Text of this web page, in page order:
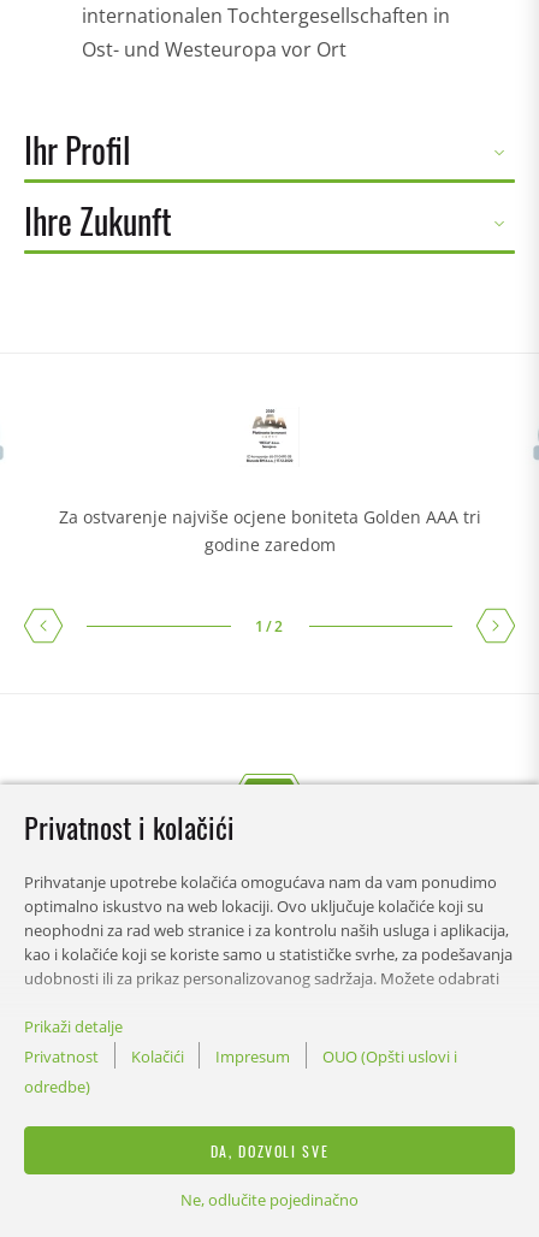
internationalen Tochtergesellschaften in
Ost- und Westeuropa vor Ort
Ihr Profil
Ihre Zukunft
Za ostvarenje najviše ocjene boniteta Golden AAA tri
godine zaredom
1 /2
SADRŽAJ
PROPISI
Privatnost i kolačići
Prihvatanje upotrebe kolačića omogućava nam da vam ponudimo
optimalno iskustvo na web lokaciji. Ovo uključuje kolačiće koji su
neophodni za rad web stranice i za kontrolu naših usluga i aplikacija,
kao i kolačiće koji se koriste samo u statističke svrhe, za podešavanja
udobnosti ili za prikaz personalizovanog sadržaja. Možete odabrati
korišćenja podataka. Ovu odluku možete promijeniti u bilo kom
trenutku.
Prikaži detalje
Privatnost
Kolačići Impresum
OUO (Opšti uslovi i
odredbe)
DA, DOZVOLI SVE
Ne, odlučite pojedinačno